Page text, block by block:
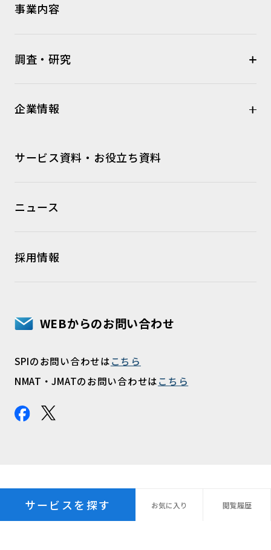
サービスを探す お気に 入り 閲覧履歴
事業内容
調査・研究
企業情報
サービス資料・お役立ち資料
ニュース
採用情報
WEBからのお問い合わせ
SPIのお問い合わせはこちら
NMAT・JMATのお問い合わせはこちら
プライバシーポリシー
パーソナルデータ指針